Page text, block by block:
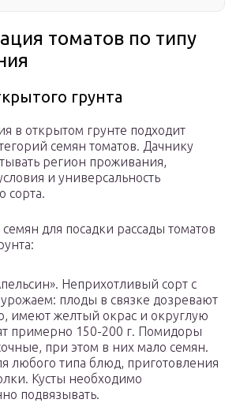
томатов по типу
грунта
в открытом грунте подходит
семян томатов. Дачнику
регион проживания,
и универсальность
сорта.
для посадки рассады томатов
Неприхотливый сорт с
плоды в связке дозревают
имеют желтый окрас и округлую
примерно 150-200 г. Помидоры
при этом в них мало семян.
любого типа блюд, приготовления
Кусты необходимо
подвязывать.